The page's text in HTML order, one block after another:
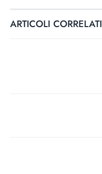
ARTICOLI CORRELATI